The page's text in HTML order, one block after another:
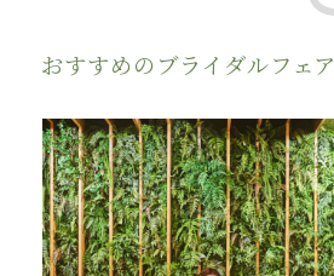
おすすめのブライダルフェア